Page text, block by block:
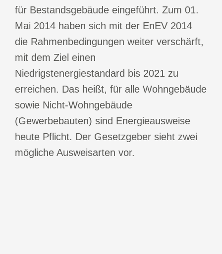
für Bestandsgebäude eingeführt. Zum 01.
Mai 2014 haben sich mit der EnEV 2014
die Rahmenbedingungen weiter verschärft,
mit dem Ziel einen
Niedrigstenergiestandard bis 2021 zu
erreichen. Das heißt, für alle Wohngebäude
sowie Nicht-Wohngebäude
(Gewerbebauten) sind Energieausweise
heute Pflicht. Der Gesetzgeber sieht zwei
mögliche Ausweisarten vor.